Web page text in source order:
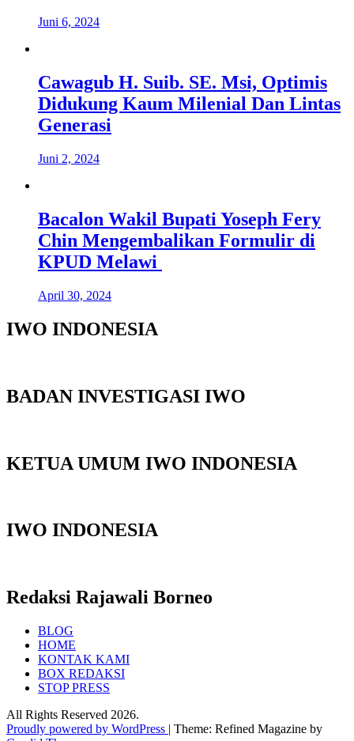
Juni 6, 2024
Cawagub H. Suib. SE. Msi, Optimis
Didukung Kaum Milenial Dan Lintas
Generasi
Juni 2, 2024
Bacalon Wakil Bupati Yoseph Fery
Chin Mengembalikan Formulir di
KPUD Melawi
April 30, 2024
IWO INDONESIA
BADAN INVESTIGASI IWO
KETUA UMUM IWO INDONESIA
IWO INDONESIA
Redaksi Rajawali Borneo
BLOG
HOME
KONTAK KAMI
BOX REDAKSI
STOP PRESS
All Rights Reserved 2026.
Proudly powered by WordPress | Theme: Refined Magazine by